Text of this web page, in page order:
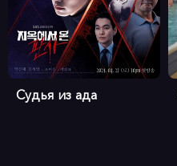
Судья из ада